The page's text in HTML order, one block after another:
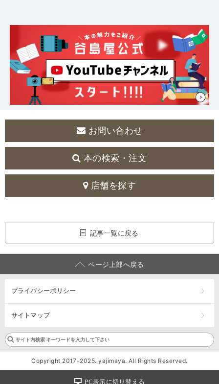
お問い合わせ
本の検索・注文
店舗を探す
記事一覧に戻る
ページ上部へ戻る
プライバシーポリシー
サイトマップ
Copyright 2017-2025. yajimaya. All Rights Reserved.
PC表示に切り替える